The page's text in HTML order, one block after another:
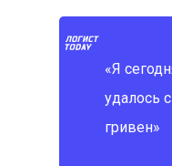
«Я
удалось
гривен»